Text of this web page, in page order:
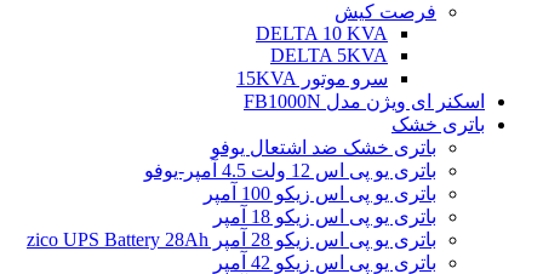
فرصت کیش
DELTA 10 KVA
DELTA 5KVA
سرو موتور 15KVA
اسکنر ای ویژن مدل FB1000N
باتری خشک
باتری خشک ضد اشتعال یوفو
باتری یو پی اس 12 ولت 4.5 آمپر-یوفو
باتری یو پی اس زیکو 100 آمپر
باتری یو پی اس زیکو 18 آمپر
باتری یو پی اس زیکو 28 آمپر zico UPS Battery 28Ah
باتری یو پی اس زیکو 42 آمپر